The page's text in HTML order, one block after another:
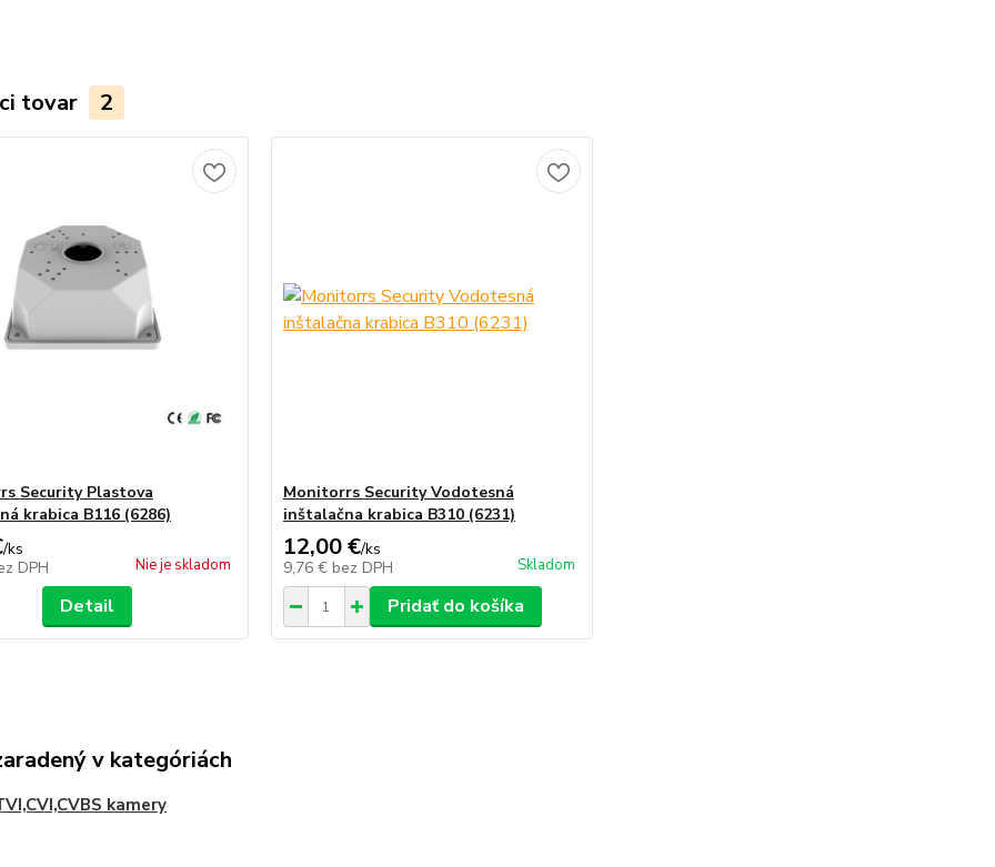
tovar 2
Security Plastova
krabica B116 (6286)
/ks
DPH
Nie je skladom
Detail
Monitorrs Security Vodotesná
inštalačna krabica B310 (6231)
12,00 €/ks
9,76 € bez DPH Skladom
Pridať do košíka
v kategóriách
kamery